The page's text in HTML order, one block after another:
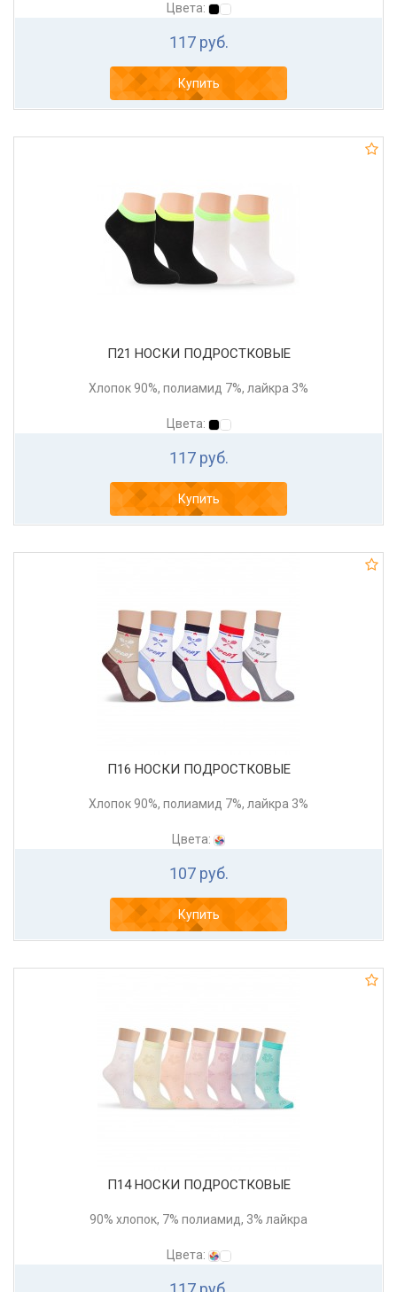
Цвета:
117 руб.
Купить
П21 НОСКИ ПОДРОСТКОВЫЕ
Хлопок 90%, полиамид 7%, лайкра 3%
Цвета:
117 руб.
Купить
П16 НОСКИ ПОДРОСТКОВЫЕ
Хлопок 90%, полиамид 7%, лайкра 3%
Цвета:
107 руб.
Купить
П14 НОСКИ ПОДРОСТКОВЫЕ
90% хлопок, 7% полиамид, 3% лайкра
Цвета: